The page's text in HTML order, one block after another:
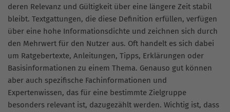
deren Relevanz und Gültigkeit über eine längere Zeit stabil
bleibt. Textgattungen, die diese Definition erfüllen, verfügen
über eine hohe Informationsdichte und zeichnen sich durch
den Mehrwert für den Nutzer aus. Oft handelt es sich dabei
um Ratgebertexte, Anleitungen, Tipps, Erklärungen oder
Basisinformationen zu einem Thema. Genauso gut können
aber auch spezifische Fachinformationen und
Expertenwissen, das für eine bestimmte Zielgruppe
besonders relevant ist, dazugezählt werden. Wichtig ist, dass